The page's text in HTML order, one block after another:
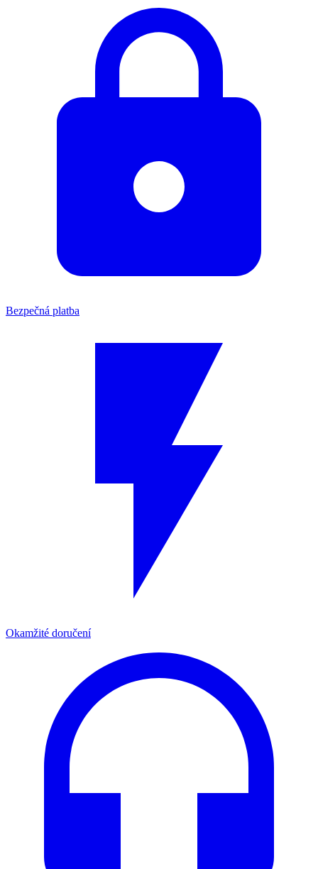
Bezpečná platba
Okamžité doručení